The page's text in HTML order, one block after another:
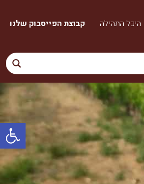
היכל התהילה קבוצת הפייסבוק שלנו
פתח